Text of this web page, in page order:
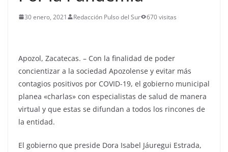
30 enero, 2021 Redacción Pulso del Sur 670 visitas
Apozol, Zacatecas. – Con la finalidad de poder
concientizar a la sociedad Apozolense y evitar más
contagios positivos por COVID-19, el gobierno municipal
planea «charlas» con especialistas de salud de manera
virtual y que estas se difundan a todos los rincones de
la entidad.
El gobierno que preside Dora Isabel Jáuregui Estrada,